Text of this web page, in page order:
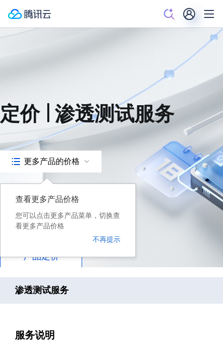
定价 渗透测试服务
更多产品的价格
查看更多产品价格
您可以点击更多产品菜单，切换查
看更多产品价格
不再提示
产品定价
渗透测试服务
服务说明